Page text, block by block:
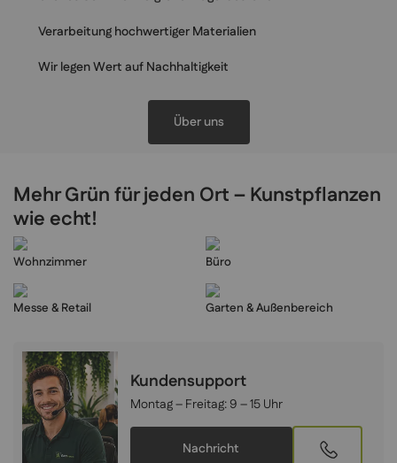
Verarbeitung hochwertiger Materialien
Wir legen Wert auf Nachhaltigkeit
Über uns
Mehr Grün für jeden Ort – Kunstpflanzen
wie echt!
Wohnzimmer Büro
Messe & Retail Garten & Außenbereich
Kundensupport
Montag – Freitag: 9 – 15 Uhr
Nachricht